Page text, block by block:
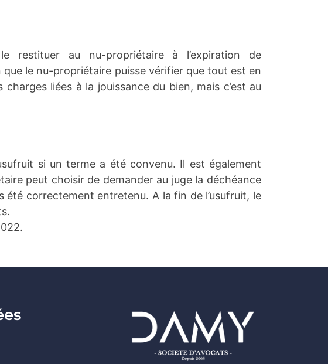
restituer au nu-propriétaire à l’expiration de
que le nu-propriétaire puisse vérifier que tout est en
charges liées à la jouissance du bien, mais c’est au
si un terme a été convenu. Il est également
peut choisir de demander au juge la déchéance
été correctement entretenu. A la fin de l’usufruit, le